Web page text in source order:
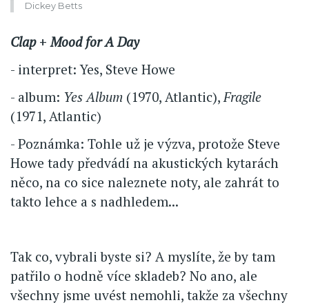
Dickey Betts
Clap+ Mood for A Day
- interpret: Yes, Steve Howe
- album: Yes Album (1970, Atlantic), Fragile
(1971, Atlantic)
- Poznámka: Tohle už je výzva, protože Steve
Howe tady předvádí na akustických kytarách
něco, na co sice naleznete noty, ale zahrát to
takto lehce a s nadhledem...
Tak co, vybrali byste si? A myslíte, že by tam
patřilo o hodně více skladeb? No ano, ale
všechny jsme uvést nemohli, takže za všechny